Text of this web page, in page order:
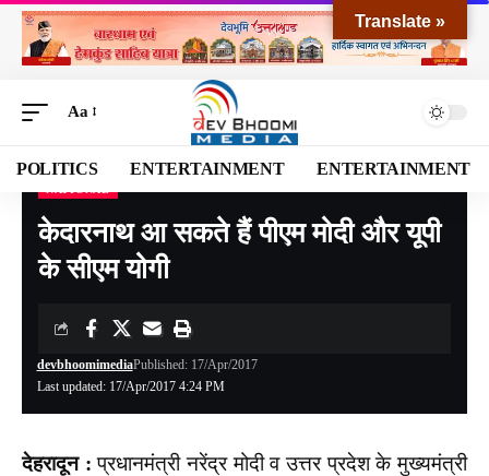
Aa
POLITICS ENTERTAINMENT ENTERTAINMENT
Devbhoomi Media>Blog >NATIONAL>केदारनाथ आ सकते हैं पीएम मोदी और यूपी के सीएम योगी
केदारनाथ आ सकते हैं पीएम मोदी और यूपी
के सीएम योगी
Last updated: 17/Apr/2017 4:24 PM
devbhoomimediaPublished: 17/Apr/2017
देहरादून : प्रधानमंत्री नरेंद्र मोदी व उत्तर प्रदेश के मुख्यमंत्री
Translate »